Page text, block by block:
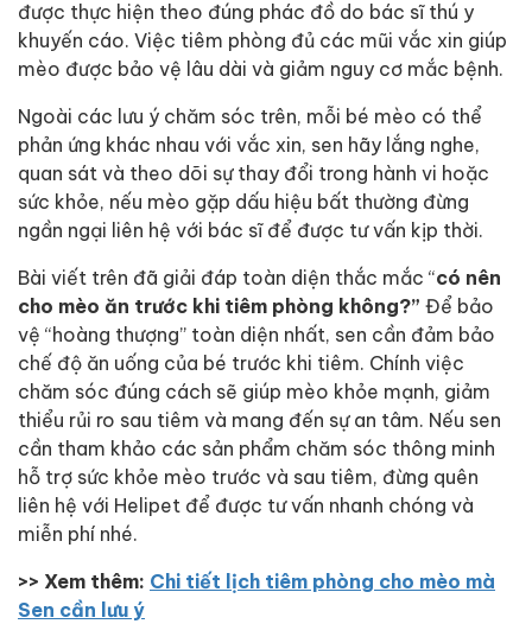
được thực hiện theo đúng phác đồ do bác sĩ thú y
khuyến cáo. Việc tiêm phòng đủ các mũi vắc xin giúp
mèo được bảo vệ lâu dài và giảm nguy cơ mắc bệnh.
Ngoài các lưu ý chăm sóc trên, mỗi bé mèo có thể
phản ứng khác nhau với vắc xin, sen hãy lắng nghe,
quan sát và theo dõi sự thay đổi trong hành vi hoặc
sức khỏe, nếu mèo gặp dấu hiệu bất thường đừng
ngần ngại liên hệ với bác sĩ để được tư vấn kịp thời.
Bài viết trên đã giải đáp toàn diện thắc mắc “có nên
cho mèo ăn trước khi tiêm phòng không?” Để bảo
vệ “hoàng thượng” toàn diện nhất, sen cần đảm bảo
chế độ ăn uống của bé trước khi tiêm. Chính việc
chăm sóc đúng cách sẽ giúp mèo khỏe mạnh, giảm
thiểu rủi ro sau tiêm và mang đến sự an tâm. Nếu sen
cần tham khảo các sản phẩm chăm sóc thông minh
hỗ trợ sức khỏe mèo trước và sau tiêm, đừng quên
liên hệ với Helipet để được tư vấn nhanh chóng và
miễn phí nhé.
>> Xem thêm: Chi tiết lịch tiêm phòng cho mèo mà
Sen cần lưu ý